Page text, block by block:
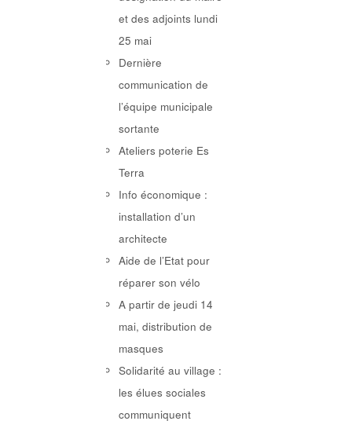
et des adjoints lundi
25 mai
Dernière
communication de
l’équipe municipale
sortante
Ateliers poterie Es
Terra
Info économique :
installation d’un
architecte
Aide de l’Etat pour
réparer son vélo
A partir de jeudi 14
mai, distribution de
masques
Solidarité au village :
les élues sociales
communiquent